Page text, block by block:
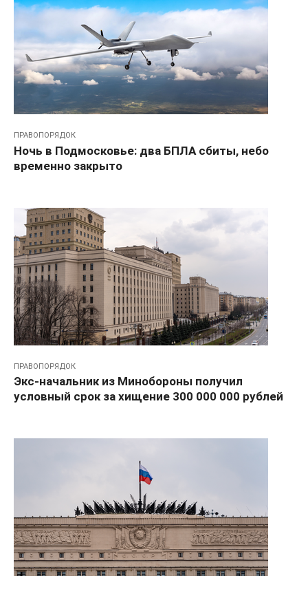
ПРАВОПОРЯДОК
Ночь в Подмосковье: два БПЛА сбиты, небо
временно закрыто
ПРАВОПОРЯДОК
Экс-начальник из Минобороны получил
условный срок за хищение 300 000 000 рублей